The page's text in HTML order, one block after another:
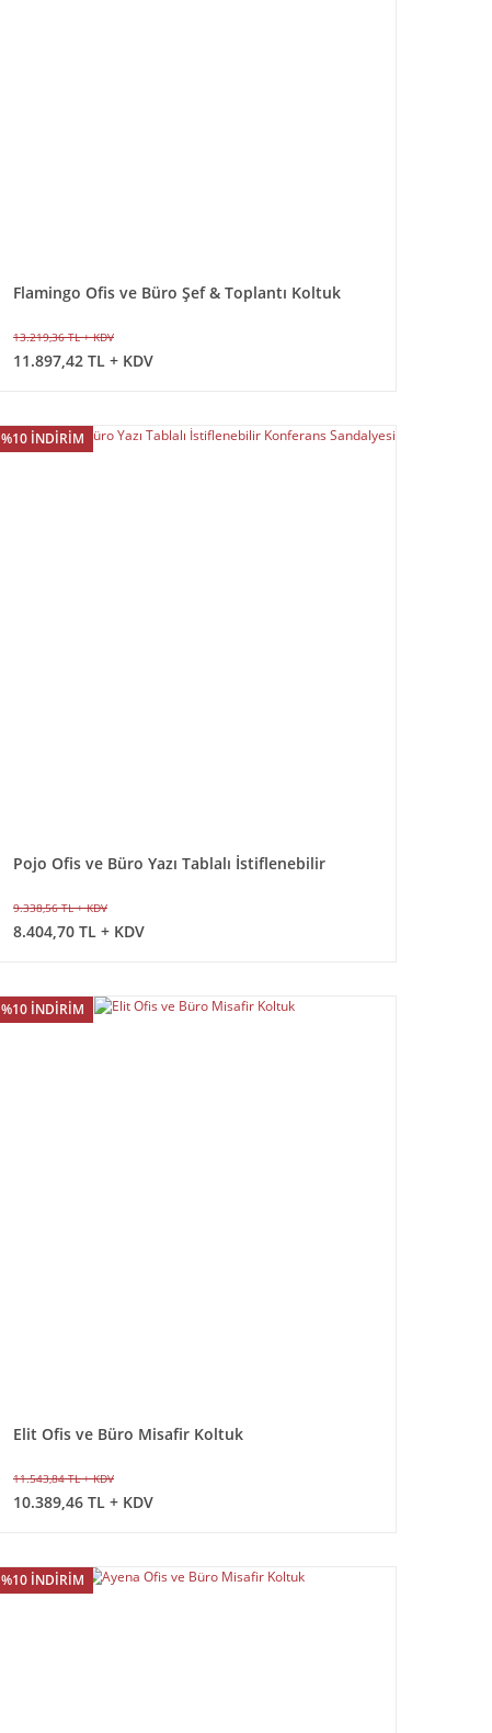
Flamingo Ofis ve Büro Şef & Toplantı Koltuk
13.219,36 TL + KDV
11.897,42 TL + KDV
%10 İNDİRİM
Pojo Ofis ve Büro Yazı Tablalı İstiflenebilir
9.338,56 TL + KDV
8.404,70 TL + KDV
%10 İNDİRİM
Elit Ofis ve Büro Misafir Koltuk
11.543,84 TL + KDV
10.389,46 TL + KDV
%10 İNDİRİM